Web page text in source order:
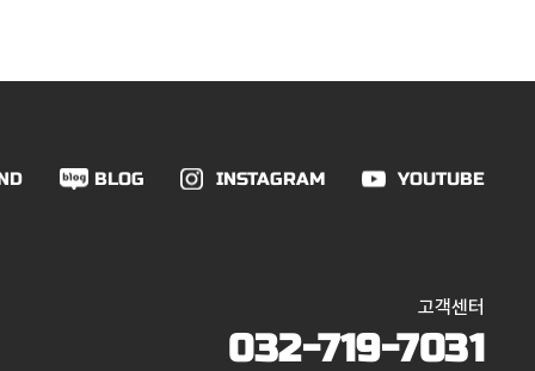
BLOG INSTAGRAM YOUTUBE
고객센터
032-719-7031